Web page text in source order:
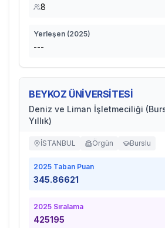
8
Yerleşen (2025)
---
BEYKOZ ÜNİVERSİTESİ
Deniz ve Liman İşletmeciliği
Yıllık)
İSTANBUL Örgün Burslu
2025 Taban Puan
345.86621
2025 Sıralama
425195